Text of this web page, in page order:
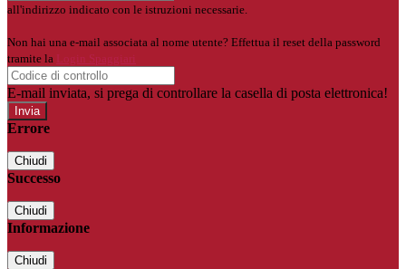
all'indirizzo indicato con le istruzioni necessarie.
Non hai una e-mail associata al nome utente? Effettua il reset della password
tramite la
Login Spaggiari
E-mail inviata, si prega di controllare la casella di posta elettronica!
Errore
Chiudi
Successo
Chiudi
Informazione
Chiudi